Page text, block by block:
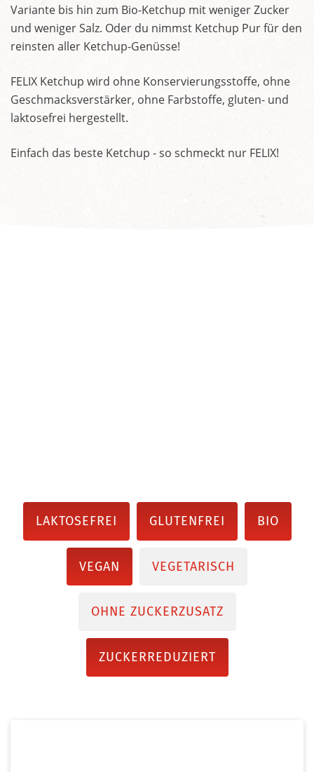
Variante bis hin zum Bio-Ketchup mit weniger Zucker
und weniger Salz. Oder du nimmst Ketchup Pur für den
reinsten aller Ketchup-Genüsse!
FELIX Ketchup wird ohne Konservierungsstoffe, ohne
Geschmacksverstärker, ohne Farbstoffe, gluten- und
laktosefrei hergestellt.
Einfach das beste Ketchup - so schmeckt nur FELIX!
LAKTOSEFREI GLUTENFREI BIO
VEGAN VEGETARISCH
OHNE ZUCKERZUSATZ
ZUCKERREDUZIERT